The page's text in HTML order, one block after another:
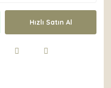
Hızlı Satın Al